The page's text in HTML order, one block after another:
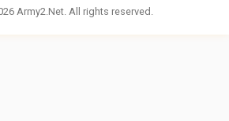
Army2.Net. All rights reserved.